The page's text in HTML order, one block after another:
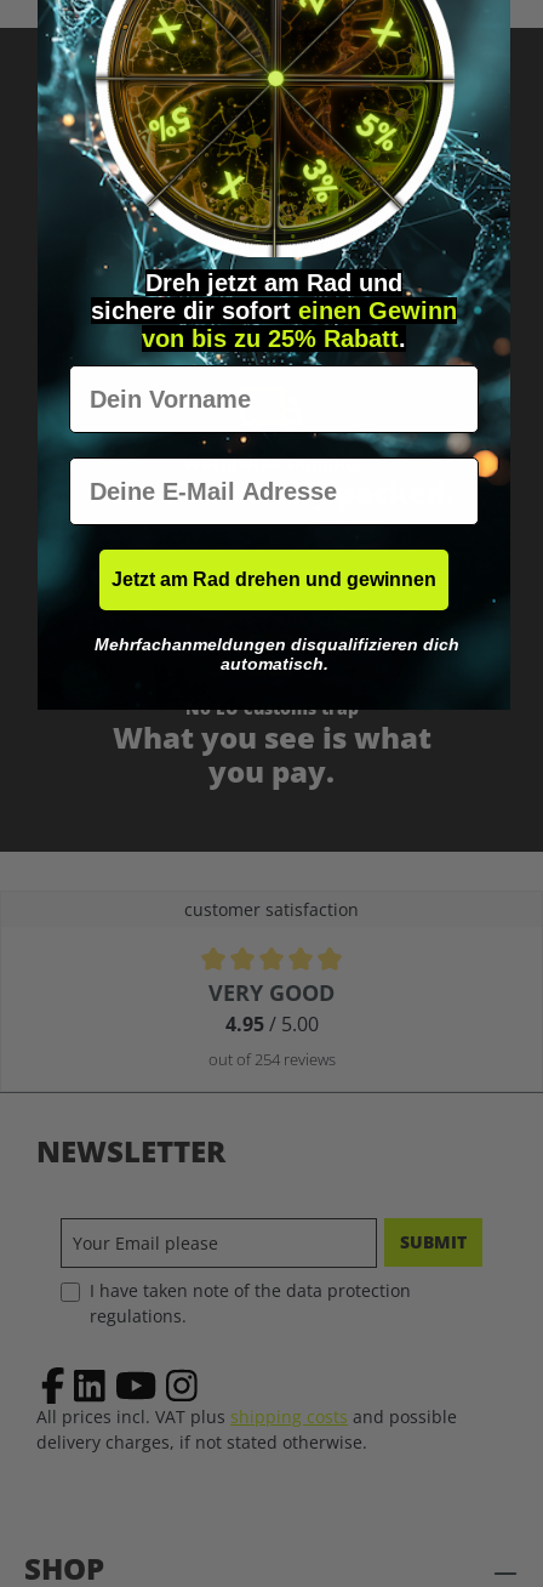
Got questions? Just message us!
Discreet, direct &
personal.
Worldwide shipping
Fast & neutrally packed.
No EU customs trap
What you see is what
you pay.
customer satisfaction
Average rating of 4.9 out of 5 stars
VERY GOOD
4.95/ 5.00
out of 254 reviews
SHOP
NEWSLETTER
SUBMIT
I have taken note of the data protection
regulations.
All prices incl. VAT plus shipping costs and possible
delivery charges, if not stated otherwise.
Dreh jetzt am Rad und
sichere dir sofort einen Gewinn
von bis zu 25% Rabatt.
Vorname
E-Mail
Jetzt am Rad drehen und gewinnen
Mehrfachanmeldungen disqualifizieren dich
automatisch.